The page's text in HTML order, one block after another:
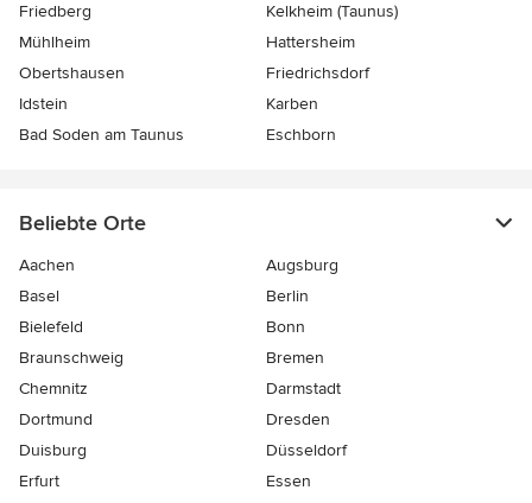
Friedberg
Kelkheim (Taunus)
Mühlheim
Hattersheim
Obertshausen
Friedrichsdorf
Idstein
Karben
Bad Soden am Taunus
Eschborn
Beliebte Orte
Aachen
Augsburg
Basel
Berlin
Bielefeld
Bonn
Braunschweig
Bremen
Chemnitz
Darmstadt
Dortmund
Dresden
Duisburg
Düsseldorf
Erfurt
Essen